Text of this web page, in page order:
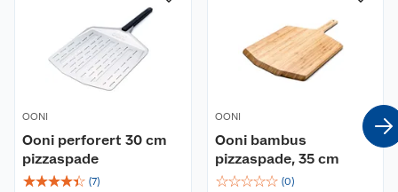
OONI
Ooni perforert 30 cm
pizzaspade
☆☆☆☆☆ (7)
OONI
Ooni bambus
pizzaspade, 35 cm
☆☆☆☆☆ (0)